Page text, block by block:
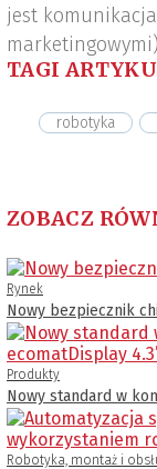
jest
TAGI
robotyka
ZOBACZ
Rynek
Nowy bezpiecznik
Produkty
Nowy standard w
Robotyka, montaż i